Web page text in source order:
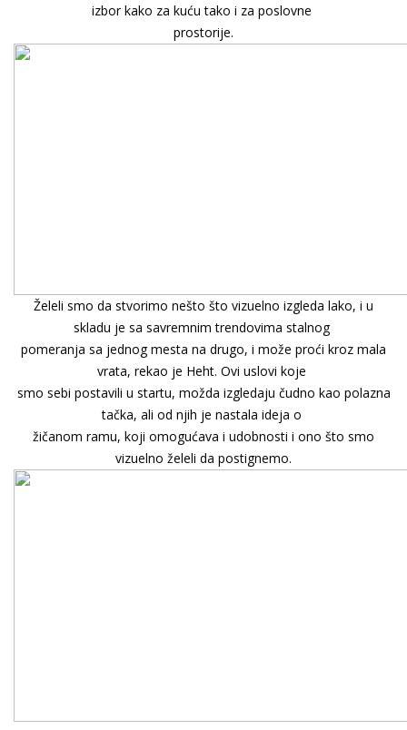
izbor kako za kuću tako i za poslovne
prostorije.
Želeli smo da stvorimo nešto što vizuelno izgleda lako, i u
skladu je sa savremnim trendovima stalnog
pomeranja sa jednog mesta na drugo, i može proći kroz mala
vrata, rekao je Heht. Ovi uslovi koje
smo sebi postavili u startu, možda izgledaju čudno kao polazna
tačka, ali od njih je nastala ideja o
žičanom ramu, koji omogućava i udobnosti i ono što smo
vizuelno želeli da postignemo.